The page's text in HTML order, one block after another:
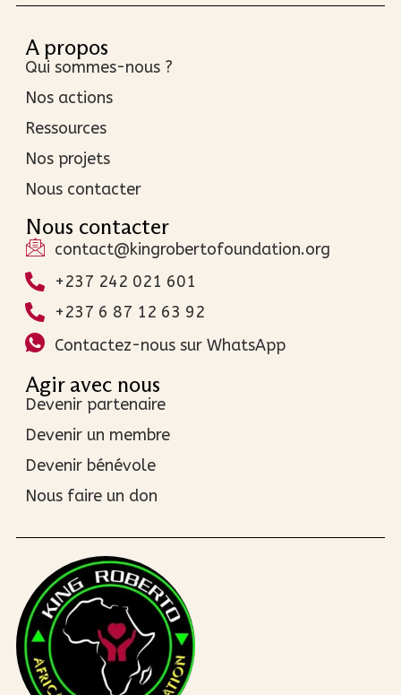
A propos
Qui sommes-nous ?
Nos actions
Ressources
Nos projets
Nous contacter
Nous contacter
contact@kingrobertofoundation.org
+237 242 021 601
+237 6 87 12 63 92
Contactez-nous sur WhatsApp
Agir avec nous
Devenir partenaire
Devenir un membre
Devenir bénévole
Nous faire un don